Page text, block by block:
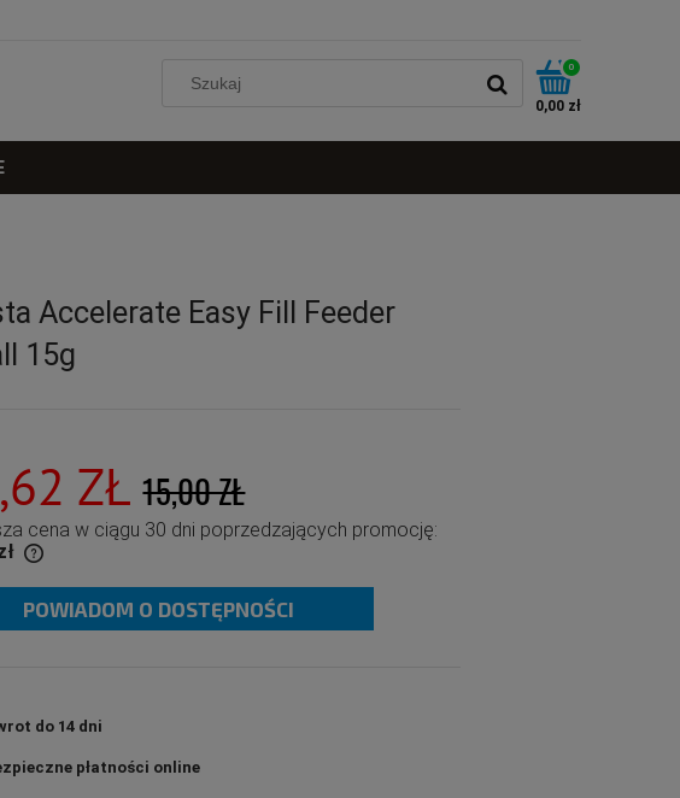
0
0,00 zł
Accelerate Easy Fill Feeder
15g
ZŁ 15,00 ZŁ
cena w ciągu 30 dni poprzedzających promocję:
POWIADOM O DOSTĘPNOŚCI
do 14 dni
płatności online